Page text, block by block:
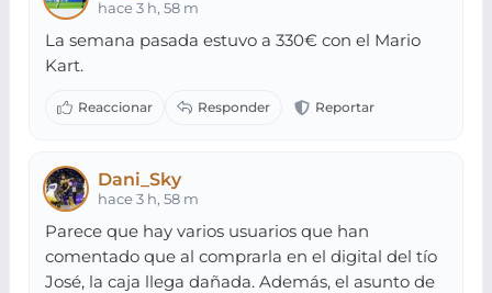
hace 3 h, 58 m
La semana pasada estuvo a 330€ con el Mario
Kart.
Dani_Sky
hace 3 h, 58 m
Parece que hay varios usuarios que han
comentado que al comprarla en el digital del tío
José, la caja llega dañada. Además, el asunto de